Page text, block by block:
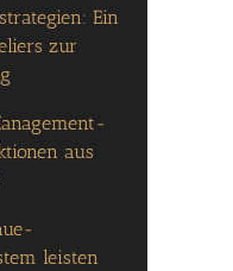
Ein
zur
aus
leisten